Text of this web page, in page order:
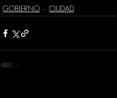
GOBIERNO CIUDAD